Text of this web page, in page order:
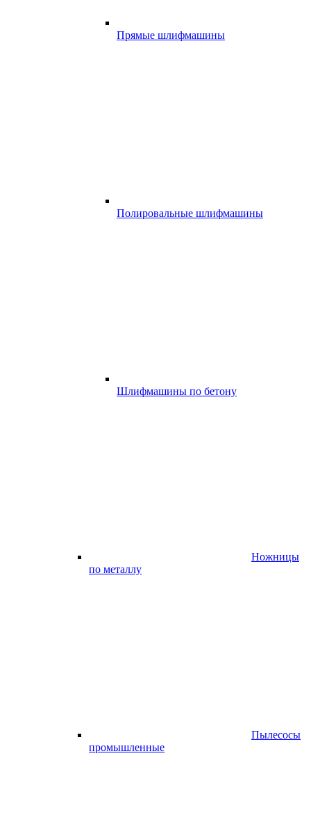
Прямые шлифмашины
Полировальные шлифмашины
Шлифмашины по бетону
Ножницы
по металлу
Пылесосы
промышленные